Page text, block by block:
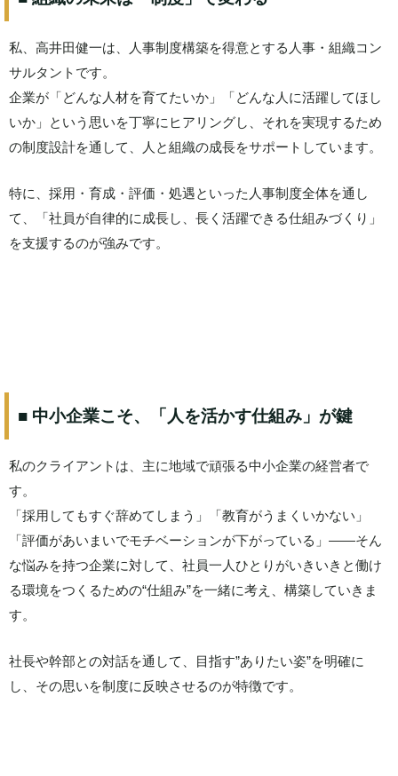
私、高井田健一は、人事制度構築を得意とする人事・組織コン
サルタントです。
企業が「どんな人材を育てたいか」「どんな人に活躍してほし
いか」という思いを丁寧にヒアリングし、それを実現するため
の制度設計を通して、人と組織の成長をサポートしています。
特に、採用・育成・評価・処遇といった人事制度全体を通し
て、「社員が自律的に成長し、長く活躍できる仕組みづくり」
を支援するのが強みです。
■ 中小企業こそ、「人を活かす仕組み」が鍵
私のクライアントは、主に地域で頑張る中小企業の経営者で
す。
「採用してもすぐ辞めてしまう」「教育がうまくいかない」
「評価があいまいでモチベーションが下がっている」――そん
な悩みを持つ企業に対して、社員一人ひとりがいきいきと働け
る環境をつくるための“仕組み”を一緒に考え、構築していきま
す。
社長や幹部との対話を通して、目指す”ありたい姿”を明確に
し、その思いを制度に反映させるのが特徴です。